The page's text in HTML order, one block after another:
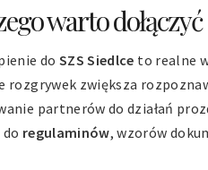
warto
do SZS Siedlce to realne
rozgrywek zwiększa
partnerów do działań
regulaminów, wzorów